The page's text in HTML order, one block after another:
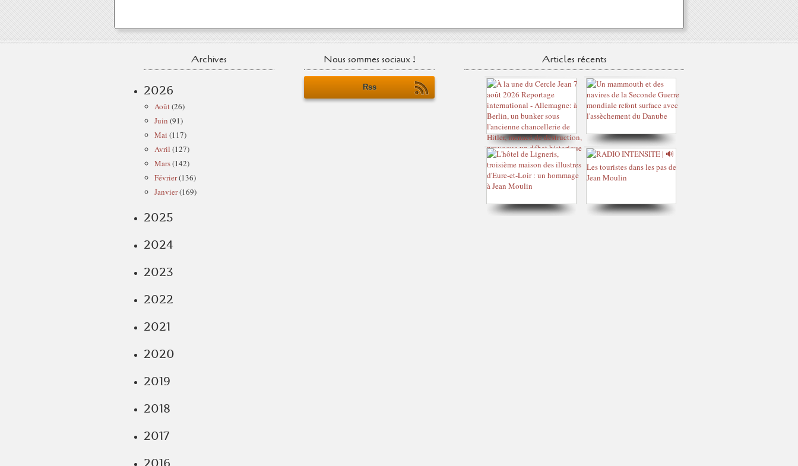
Archives
2026
Août(26)
Juin (91)
Mai (117)
Avril (127)
Mars(142)
Février(136)
Janvier(169)
2025
2024
2023
2022
2021
2020
2019
2018
2017
2016
Nous sommes sociaux !
Rss
Articles récents